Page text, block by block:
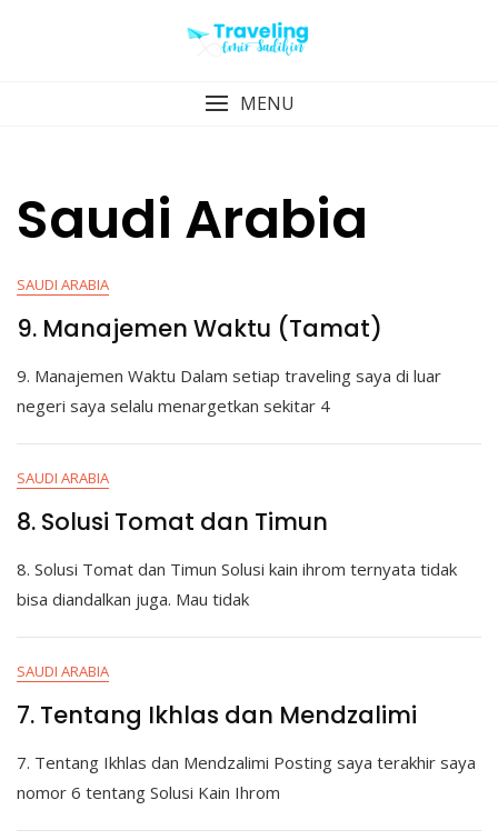
MENU
Saudi Arabia
SAUDI ARABIA
9. Manajemen Waktu (Tamat)
9. Manajemen Waktu Dalam setiap traveling saya di luar
negeri saya selalu menargetkan sekitar 4
SAUDI ARABIA
8. Solusi Tomat dan Timun
8. Solusi Tomat dan Timun Solusi kain ihrom ternyata tidak
bisa diandalkan juga. Mau tidak
SAUDI ARABIA
7. Tentang Ikhlas dan Mendzalimi
7. Tentang Ikhlas dan Mendzalimi Posting saya terakhir saya
nomor 6 tentang Solusi Kain Ihrom